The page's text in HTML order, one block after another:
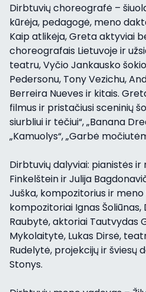
Dirbtuvių choreografė –
kūrėja, pedagogė, meno
Kaip atlikėja, Greta aktyviai
choreografais Lietuvoje ir
teatru, Vyčio Jankausko
Pedersonu, Tony Vezichu,
Berreira Nueves ir kitais.
filmus ir pristačiusi sceninių
siurbliui ir tėčiui“, „Banana
„Kamuolys“, „Garbė
Dirbtuvių dalyviai: pianistės
Finkelštein ir Julija
Juška, kompozitorius ir meno
kompozitoriai Ignas
Raubytė, aktoriai Tautvydas
Mykolaitytė, Lukas Dirsė,
Rudelytė, projekcijų ir šviesų
Stonys.